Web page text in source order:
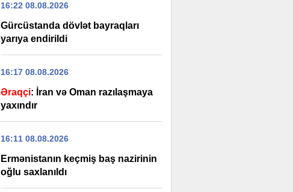
16:22 08.08.2026
Gürcüstanda dövlət bayraqları
yarıya endirildi
16:17 08.08.2026
Əraqçi: İran və Oman razılaşmaya
yaxındır
16:11 08.08.2026
Ermənistanın keçmiş baş nazirinin
oğlu saxlanıldı